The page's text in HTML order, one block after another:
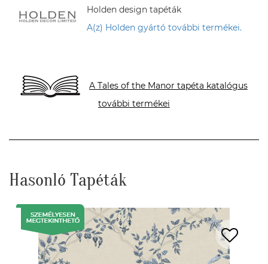
Holden design tapéták
A(z) Holden gyártó további termékei.
A Tales of the Manor tapéta katalógus
további termékei
Hasonló Tapéták